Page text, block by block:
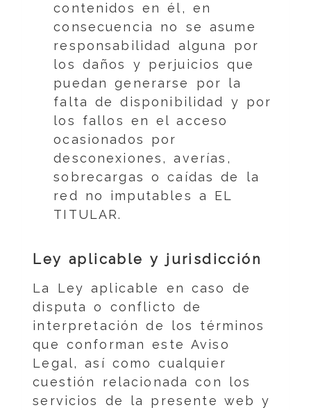
contenidos en él, en
consecuencia no se asume
responsabilidad alguna por
los daños y perjuicios que
puedan generarse por la
falta de disponibilidad y por
los fallos en el acceso
ocasionados por
desconexiones, averías,
sobrecargas o caídas de la
red no imputables a EL
TITULAR.
Ley aplicable y jurisdicción
La Ley aplicable en caso de
disputa o conflicto de
interpretación de los términos
que conforman este Aviso
Legal, así como cualquier
cuestión relacionada con los
servicios de la presente web y